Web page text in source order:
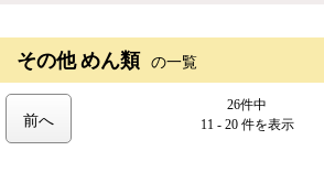
その他 めん類 の一覧
26件中
11 - 20 件を表示
前へ